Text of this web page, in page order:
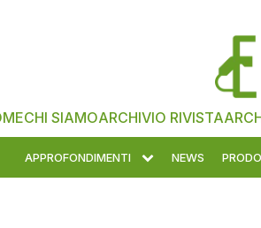
CHI SIAMOARCHIVIO RIVISTA
APPROFONDIMENTI NEWS